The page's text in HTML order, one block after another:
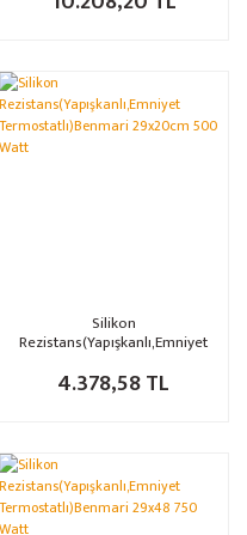
Silikon
Rezistans(Yapışkanlı,Emniyet
500 Watt
4.378,58 TL